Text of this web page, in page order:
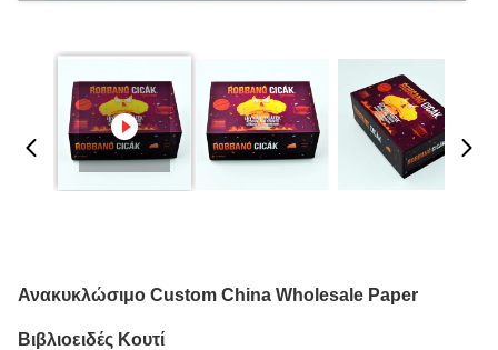
Ανακυκλώσιμο Custom China Wholesale Paper
Βιβλιοειδές Κουτί